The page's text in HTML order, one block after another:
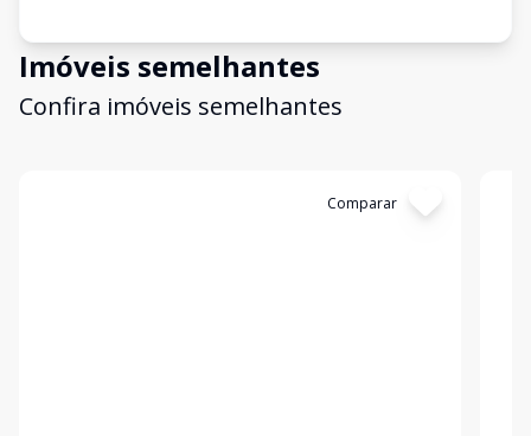
Imóveis semelhantes
Confira imóveis semelhantes
Comparar